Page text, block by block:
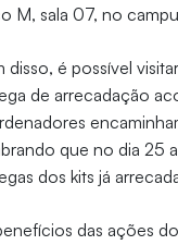
M, sala 07, no
disso, é possível
de arrecadação
que no dia 25
dos kits já
das ações